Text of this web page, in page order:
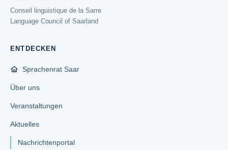
Conseil linguistique de la Sarre
Language Council of Saarland
ENTDECKEN
Sprachenrat Saar
Über uns
Veranstaltungen
Aktuelles
Nachrichtenportal